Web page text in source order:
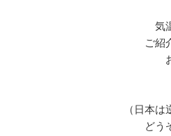
気
ご紹
（日本
どう